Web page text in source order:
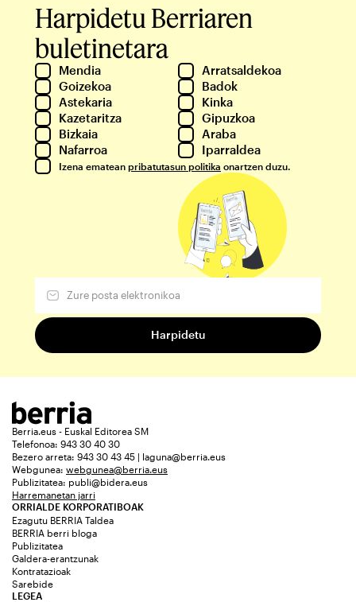
Harpidetu Berriaren
buletinetara
Mendia
Arratsaldekoa
Goizekoa
Badok
Astekaria
Kinka
Kazetaritza
Gipuzkoa
Bizkaia
Araba
Nafarroa
Iparraldea
Izena ematean pribatutasun politika onartzen duzu.
Berria.eus - Euskal Editorea SM
Telefonoa: 943 30 40 30
Bezero arreta: 943 30 43 45 | laguna@berria.eus
Webgunea: webgunea@berria.eus
Publizitatea: publi@bidera.eus
Harremanetan jarri
ORRIALDE KORPORATIBOAK
Ezagutu BERRIA Taldea
BERRIA berri bloga
Publizitatea
Galdera-erantzunak
Kontratazioak
Sarebide
LEGEA